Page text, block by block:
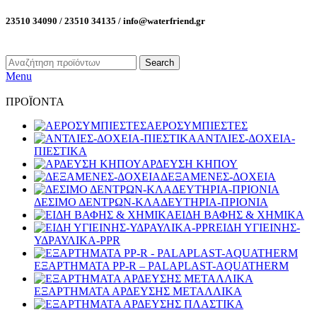
23510 34090 / 23510 34135 / info@waterfriend.gr
Search
Menu
ΠΡΟΪΟΝΤΑ
ΑΕΡΟΣΥΜΠΙΕΣΤΕΣ
ΑΝΤΛΙΕΣ-ΔΟΧΕΙΑ-
ΠΙΕΣΤΙΚΑ
ΑΡΔΕΥΣΗ ΚΗΠΟΥ
ΔΕΞΑΜΕΝΕΣ-ΔΟΧΕΙΑ
ΔΕΣΙΜΟ ΔΕΝΤΡΩΝ-ΚΛΑΔΕΥΤΗΡΙΑ-ΠΡΙΟΝΙΑ
ΕΙΔΗ ΒΑΦΗΣ & ΧΗΜΙΚΑ
ΕΙΔΗ ΥΓΙΕΙΝΗΣ-
ΥΔΡΑΥΛΙΚΑ-PPR
ΕΞΑΡΤΗΜΑΤΑ PP-R – PALAPLAST-AQUATHERM
ΕΞΑΡΤΗΜΑΤΑ ΑΡΔΕΥΣΗΣ ΜΕΤΑΛΛΙΚΑ